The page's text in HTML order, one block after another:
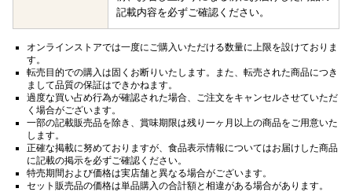
記載内容を必ずご確認ください。
オンラインストアでは一度にご購入いただける数量に上限を設けておりま
す。
転売目的での購入は固くお断りいたします。また、転売された商品につき
まして品質の保証はできかねます。
過度な買い占め行為が確認された場合、ご注文をキャンセルさせていただ
く場合がございます。
一部の記載販売品を除き、賞味期限は残り一ヶ月以上の商品をご用意いた
します。
正確な掲載に努めておりますが、食品表示情報についてはお届けした商品
に記載の掲示を必ずご確認ください。
特売期間および価格は実店舗と異なる場合がございます。
セット販売品の価格は単品購入の合計額と相違がある場合があります。